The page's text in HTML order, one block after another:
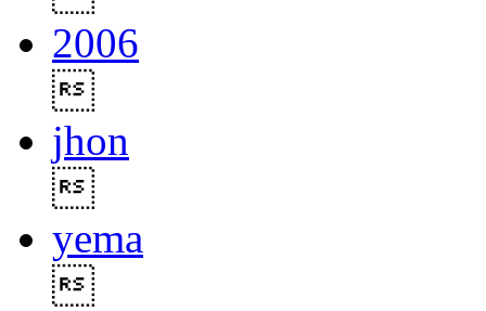
2006
jhon
yema